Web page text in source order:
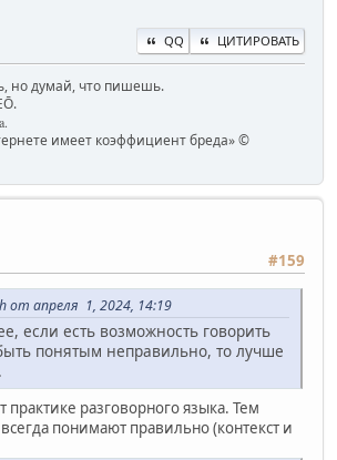
QQ ЦИТИРОВАТЬ
но думай, что пишешь.
имеет коэффициент бреда» ©
#159
от апреля 1, 2024, 14:19
если есть возможность говорить
понятым неправильно, то лучше
практике разговорного языка. Тем
понимают правильно (контекст и